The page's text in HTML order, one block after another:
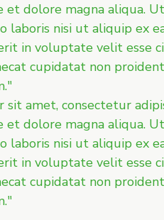
dolore magna aliqua.
laboris nisi ut aliquip ex
in voluptate velit esse
cupidatat non
sit amet, consectetur
dolore magna aliqua.
laboris nisi ut aliquip ex
in voluptate velit esse
cupidatat non